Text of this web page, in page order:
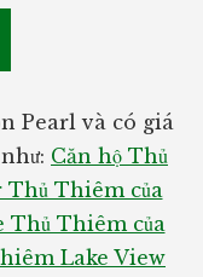
Pearl và có giá
Căn hộ Thủ
Thiêm của
Thủ Thiêm của
Lake View